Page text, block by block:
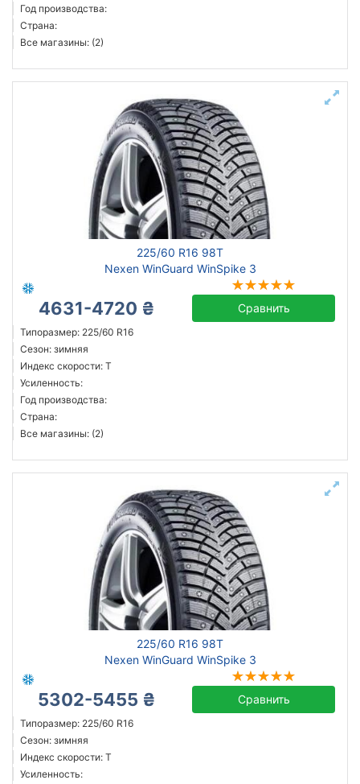
Год производства:
Страна:
Все магазины: (2)
225/60 R16 98T
Nexen WinGuard WinSpike 3
4631-4720 ₴ Сравнить
Типоразмер: 225/60 R16
Сезон: зимняя
Индекс скорости: T
Усиленность:
Год производства:
Страна:
Все магазины: (2)
225/60 R16 98T
Nexen WinGuard WinSpike 3
5302-5455 ₴ Сравнить
Типоразмер: 225/60 R16
Сезон: зимняя
Индекс скорости: T
Усиленность: